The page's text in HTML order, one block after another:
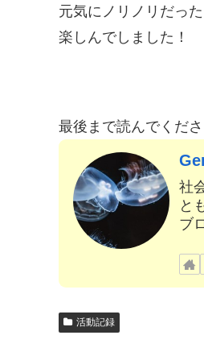
元気にノリノリだっ
楽しんでしました！
最後まで読んでくだ
社
と
ブ
活動記録